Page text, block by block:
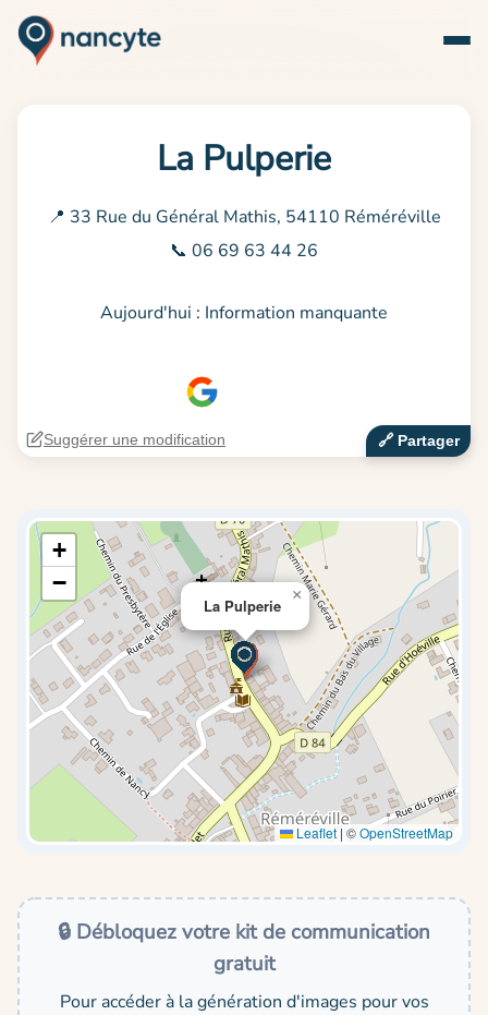
La Pulperie
📍 33 Rue du Général Mathis, 54110 Réméréville
📞 06 69 63 44 26
Aujourd'hui : Information manquante
🔗‍️ Partager
Suggérer une modification
La Pulperie
×
+
−
Leaflet | ©OpenStreetMap
🔒 Débloquez votre kit de communication
gratuit
Pour accéder à la génération d'images pour vos